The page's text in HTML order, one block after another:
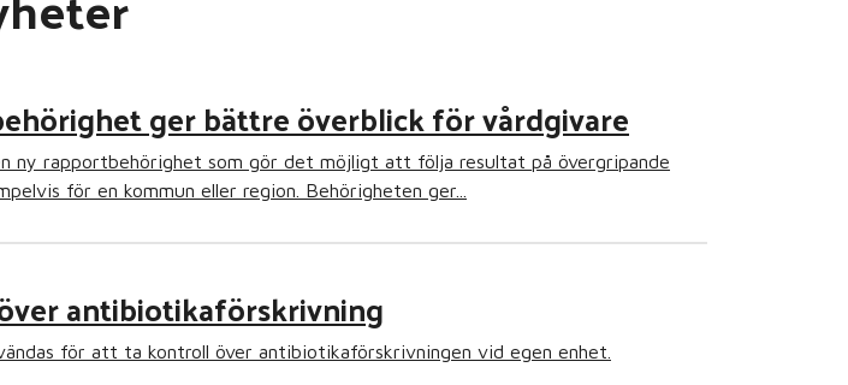
ger bättre överblick för vårdgivare
ny rapportbehörighet som gör det möjligt att följa resultat på övergripande
för en kommun eller region. Behörigheten ger...
antibiotikaförskrivning
för att ta kontroll över antibiotikaförskrivningen vid egen enhet.